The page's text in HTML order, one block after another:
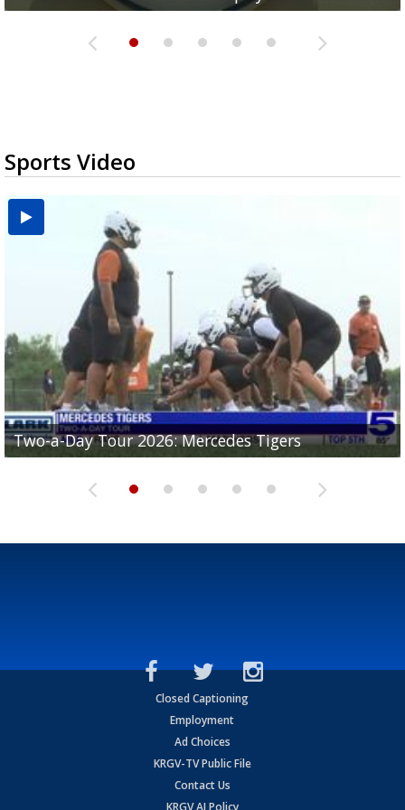
Sports Video
Two-a-Day Tour 2026: Mercedes Tigers
Two-a-Day Tour 2026: Progreso Red Ants
Two-a-Day Tour 2026: Donna Redskins
Two-a-Day Tour 2026: Brownsville Pace Vikings
Two-a-Day Tour 2026: La Joya Coyotes
Closed Captioning
Employment
Ad Choices
KRGV-TV Public File
Contact Us